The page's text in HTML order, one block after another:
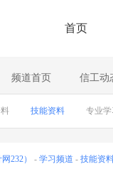
首页
频道首页 信工动
技能资料 专业学
232） - 学习频道 - 技能资